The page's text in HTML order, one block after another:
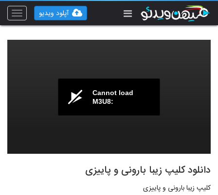
Toggle
آپلود ویدیو
Cannot load
M3U8:
دانلود کلیپ زیبا بارونی و پاییزی
کلیپ زیبا بارونی و پاییزی